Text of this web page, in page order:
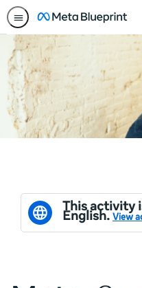
This activity
English. View